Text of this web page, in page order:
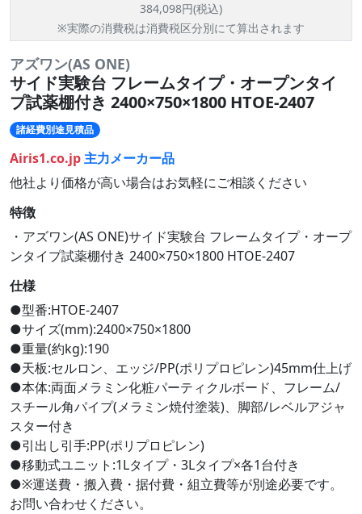
384,098円(税込)
※実際の消費税は消費税区分別にて算出されます
アズワン(AS ONE)
サイド実験台 フレームタイプ・オープンタイ
プ試薬棚付き 2400×750×1800 HTOE-2407
諸経費別途見積品
Airis1.co.jp主力メーカー品
他社より価格が高い場合はお気軽にご相談ください
特徴
・アズワン(AS ONE)サイド実験台 フレームタイプ・オープ
ンタイプ試薬棚付き 2400×750×1800 HTOE-2407
仕様
●型番:HTOE-2407
●サイズ(mm):2400×750×1800
●重量(約kg):190
●天板:セルロン、エッジ/PP(ポリプロピレン)45mm仕上げ
●本体:両面メラミン化粧パーティクルボード、フレーム/
スチール角パイプ(メラミン焼付塗装)、脚部/レベルアジャ
スター付き
●引出し引手:PP(ポリプロピレン)
●移動式ユニット:1Lタイプ・3Lタイプ×各1台付き
●※運送費・搬入費・据付費・組立費等が別途必要です。
お問い合わせください。